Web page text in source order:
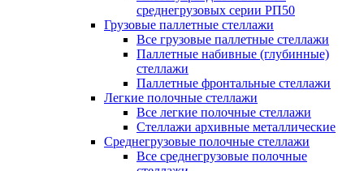
среднегрузовых серии РП50
Грузовые паллетные стеллажи
Все грузовые паллетные стеллажи
Паллетные набивные (глубинные)
стеллажи
Паллетные фронтальные стеллажи
Легкие полочные стеллажи
Все легкие полочные стеллажи
Стеллажи архивные металлические
Среднегрузовые полочные стеллажи
Все среднегрузовые полочные